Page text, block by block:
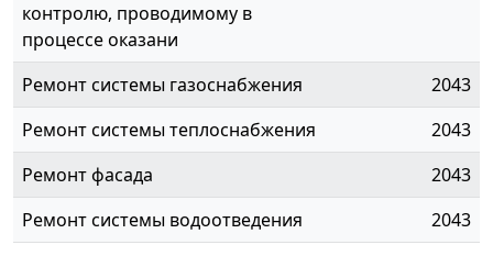
контролю, проводимому в
процессе оказани
Ремонт системы газоснабжения
2043
Ремонт системы теплоснабжения
2043
Ремонт фасада
2043
Ремонт системы водоотведения
2043